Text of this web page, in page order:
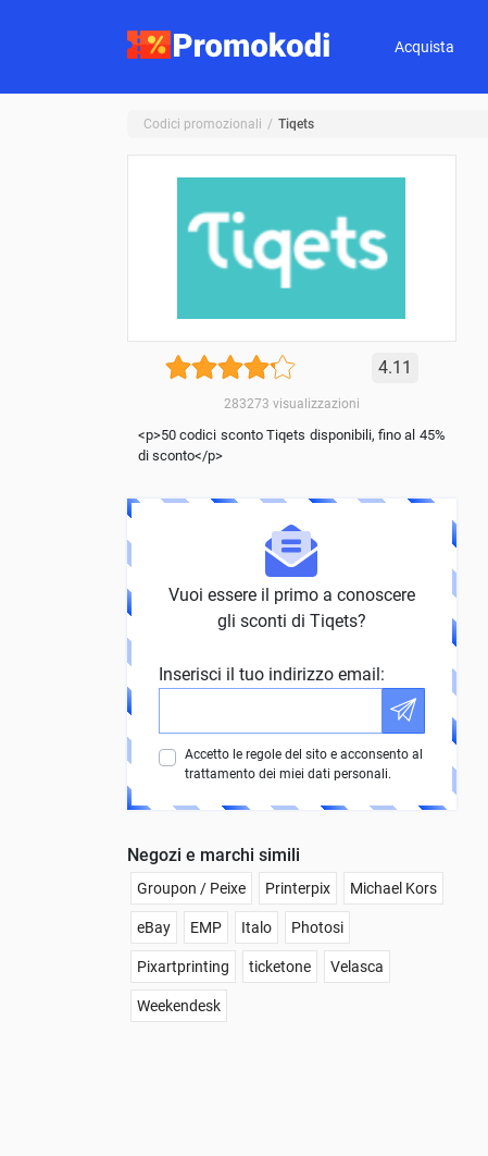
Acquista
Codici promozionali Tiqets
4.11
283273 visualizzazioni
<p>50 codici sconto Tiqets disponibili, fino al 45%
di sconto</p>
Vuoi essere il primo a conoscere
gli sconti di Tiqets?
Inserisci il tuo indirizzo email:
Accetto le regole del sito e acconsento al
trattamento dei miei dati personali.
Negozi e marchi simili
Groupon / Peixe Printerpix Michael Kors
eBay EMP Italo Photosi
Pixartprinting ticketone Velasca
Weekendesk